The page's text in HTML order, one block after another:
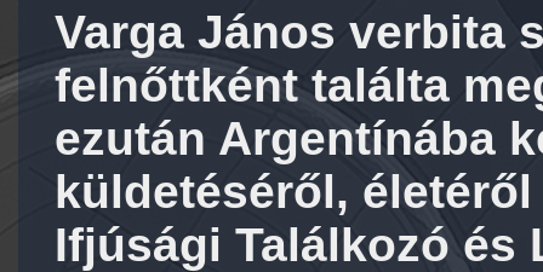
Varga János verbita
felnőttként találta
ezután Argentínába
küldetéséről,
Ifjúsági Találkozó